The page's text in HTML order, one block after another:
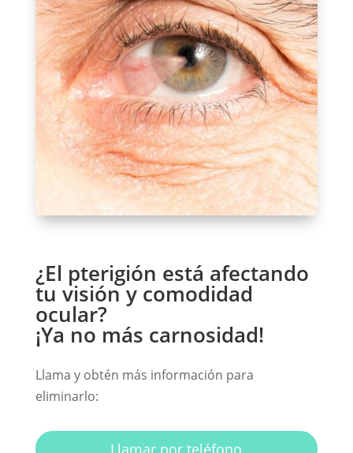
¿El pterigión está afectando
tu visión y comodidad
ocular?
¡Ya no más carnosidad!
Llama y obtén más información para
eliminarlo:
Llamar por teléfono